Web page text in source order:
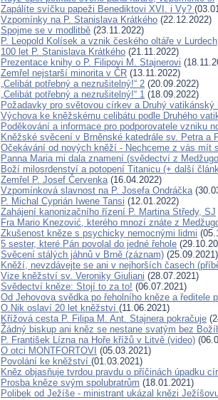
Zapálíte svíčku papeži Benediktovi XVI. i Vy?
Vzpomínky na P. Stanislava Krátkého (22.12.2022)
Spojme se v modlitbě (23.11.2022)
P. Leopold Kolísek a vznik českého oltáře v Lurdech
100 let P. Stanislava Krátkého (21.11.2022)
Prezentace knihy o P. Filipovi M. Stajnerovi
Zemřel nejstarší minorita v ČR (13.11.2022)
„Celibát potřebný a nezrušitelný!“ 2 (20.09.2022)
„Celibát potřebný a nezrušitelný!“ 1 (18.09.2022)
Požadavky pro světovou církev a Druhý vatikánský
Výchova ke kněžskému celibátu podle Druhého
Poděkování a informace pro podporovatele vzniku
Kněžské svěcení v Brněnské katedrále sv. Petra a
Očekávání od nových kněží - Nechceme z vás mít
Panna Maria mi dala znamení (svědectví z
Boží milosrdenství a potopení Titanicu (+ další
Zemřel P. Josef Červenka(16.04.2022)
Vzpomínková slavnost na P. Josefa Ondráčka
P. Michal Cyprián Iwene Tansi (12.01.2022)
Zahájení kanonizačního řízení P. Martina Středy, SJ
Fra Mario Knezović, kterého mnozí znáte z
Zkušenost kněze s psychicky nemocnými lidmi
5 sester, které Pán povolal do jedné řehole
Svěcení stálých jáhnů v Brně (záznam) (25.09.2021)
Kněží, nevzdávejte se ani v nejhorších časech
Vize kněžství sv. Veroniky Giuliani (28.07.2021)
Svědectví kněze: Stojí to za to! (06.07.2021)
Od Jehovova svědka po řeholního kněze a ředitele
O.Nik oslaví 20 let kněžství (11.06.2021)
Křížová cesta P. Filipa M. Ant. Stajnera pokračuje
Žádný biskup ani kněz se nestane svatým bez
P. František Lízna na Hoře křížů v Litvě (video)
O otci MONTFORTOVI (05.03.2021)
Povolání ke kněžství (01.03.2021)
Kněz objasňuje tvrdou pravdu o příčinách úpadku
Prosba kněze svým spolubratrům (18.01.2021)
Polibek od Ježíše - ministrant ukázal knězi